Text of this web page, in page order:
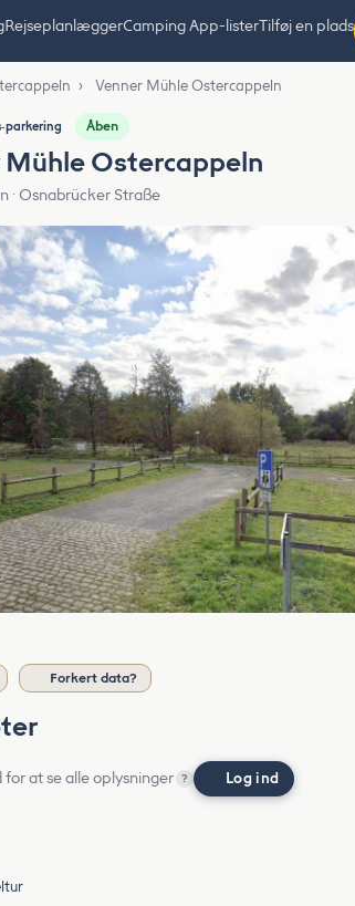
RejseplanlæggerCamping App-listerTilføj en plads
› Venner Mühle Ostercappeln
Åben
Mühle Ostercappeln
· Osnabrücker Straße
Forkert data?
for at se alle oplysninger ? Log ind